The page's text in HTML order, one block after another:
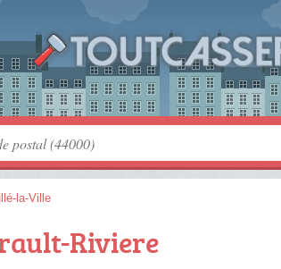
la-Ville
Riviere